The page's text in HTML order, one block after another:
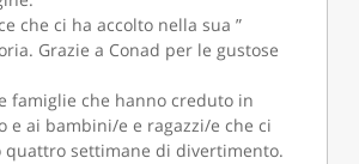
che ci ha accolto nella sua ”
Grazie a Conad per le gustose
famiglie che hanno creduto in
e ai bambini/e e ragazzi/e che ci
quattro settimane di divertimento.